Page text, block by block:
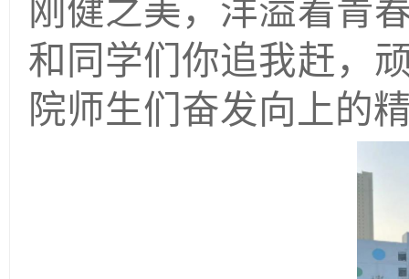
刚健之美，洋溢着青
和同学们你追我赶，
院师生们奋发向上的